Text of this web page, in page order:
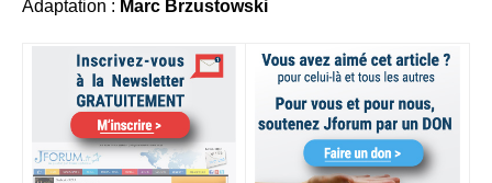
Adaptation : Marc Brzustowski